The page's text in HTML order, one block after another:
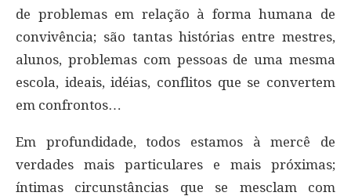
de problemas em relação à forma humana de
convivência; são tantas histórias entre mestres,
alunos, problemas com pessoas de uma mesma
escola, ideais, idéias, conflitos que se convertem
em confrontos…
Em profundidade, todos estamos à mercê de
verdades mais particulares e mais próximas;
íntimas circunstâncias que se mesclam com